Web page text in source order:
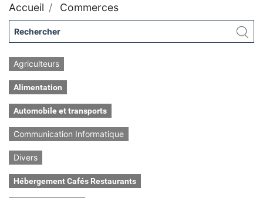
Accueil Commerces
Agriculteurs
Alimentation
Automobile et transports
Communication Informatique
Divers
Hébergement Cafés Restaurants